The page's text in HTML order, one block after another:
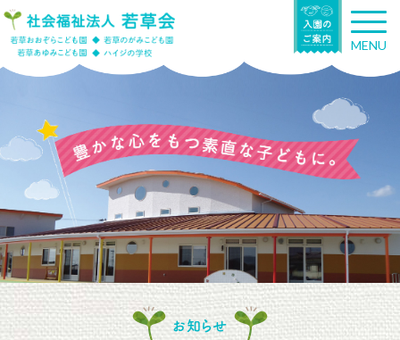
T
o
g
n
g
a
t
n
MENU
お知らせ